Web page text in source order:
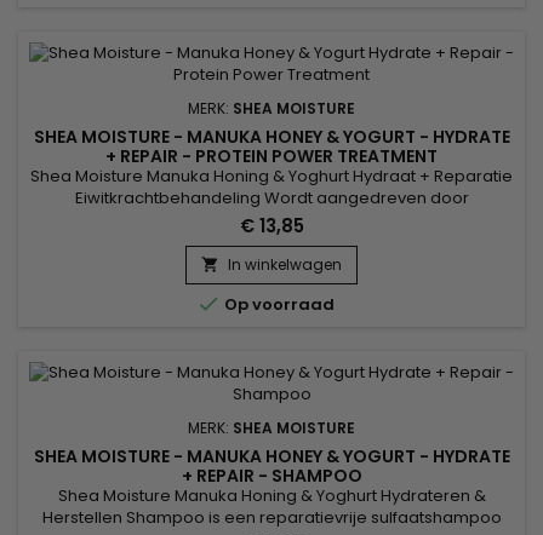
MERK: SHEA MOISTURE
SHEA MOISTURE - MANUKA HONEY & YOGURT - HYDRATE
+ REPAIR - PROTEIN POWER TREATMENT
Shea Moisture Manuka Honing & Yoghurt Hydraat + Reparatie
Eiwitkrachtbehandeling Wordt aangedreven door
herstellende eiwitten en boter, in een nutrientrich
versterkende crème om overbewerkte, misbruikte
haarvezels op natuurlijke wijze te versterken en te
revitaliseren.&nbsp; Gecertificeerde biologische Karitéboter,
ultra-hydraterende Manuka Honing...
€ 13,85
 In winkelwagen
 Op voorraad
MERK: SHEA MOISTURE
SHEA MOISTURE - MANUKA HONEY & YOGURT - HYDRATE
+ REPAIR - SHAMPOO
Shea Moisture Manuka Honing & Yoghurt Hydrateren &
Herstellen Shampoo is een reparatievrije sulfaatshampoo